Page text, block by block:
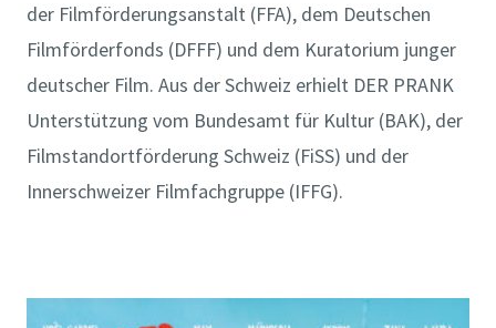
der Filmförderungsanstalt (FFA), dem Deutschen
Filmförderfonds (DFFF) und dem Kuratorium junger
deutscher Film. Aus der Schweiz erhielt DER PRANK
Unterstützung vom Bundesamt für Kultur (BAK), der
Filmstandortförderung Schweiz (FiSS) und der
Innerschweizer Filmfachgruppe (IFFG).